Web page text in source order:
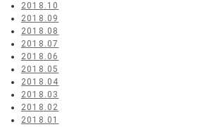
2018.10
2018.09
2018.08
2018.07
2018.06
2018.05
2018.04
2018.03
2018.02
2018.01